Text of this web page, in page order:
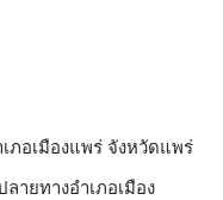
ภอเมืองแพร่ จังหวัดแพร่
ายทางอำเภอเมือง